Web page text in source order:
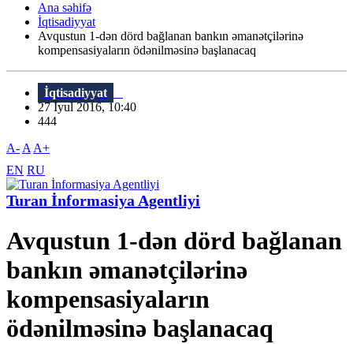
Ana səhifə
İqtisadiyyat
Avqustun 1-dən dörd bağlanan bankın əmanətçilərinə
kompensasiyaların ödənilməsinə başlanacaq
İqtisadiyyat
27 İyul 2016, 10:40
444
A- A A+
EN RU
Turan İnformasiya Agentliyi
Avqustun 1-dən dörd bağlanan
bankın əmanətçilərinə
kompensasiyaların
ödənilməsinə başlanacaq